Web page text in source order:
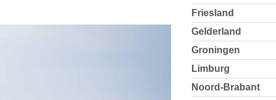
Friesland
Gelderland
Groningen
Limburg
Noord-Brabant